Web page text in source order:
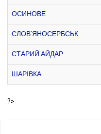
ОСИНОВЕ
СЛОВ'ЯНОСЕРБСЬК
СТАРИЙ АЙДАР
ШАРІВКА
?>